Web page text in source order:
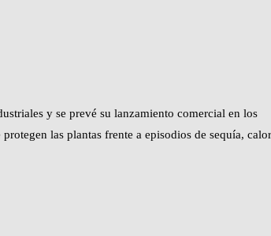
y se prevé su lanzamiento comercial en los
las plantas frente a episodios de sequía, calor